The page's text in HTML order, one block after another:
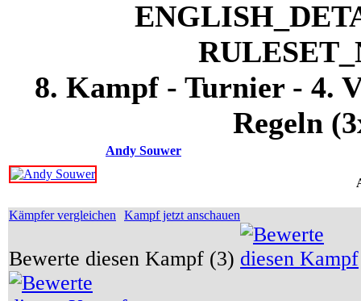
8. Kampf - Turnier - 4.
Regeln
Andy Souwer
Kämpfer vergleichen Kampf jetzt anschauen
Bewerte diesen Kampf (3)